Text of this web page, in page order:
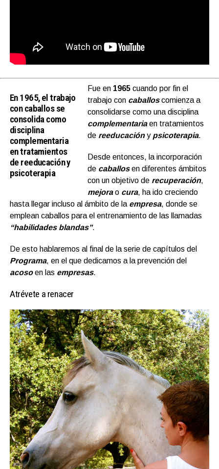
En 1965, el trabajo
con caballos se
consolida como
disciplina
complementaria
en tratamientos
de reeducación y
psicoterapia
Fue en 1965 cuando por fin el
trabajo con caballoscomienza a
consolidarse como una disciplina
complementariaen tratamientos
de reeducacióny psicoterapia.
Desde entonces, la incorporación
de caballosen diferentes ámbitos
con un objetivo de recuperación,
mejorao cura, ha ido creciendo
hasta llegar incluso al ámbito de la empresa, donde se
emplean caballos para el entrenamiento de las llamadas
“habilidades blandas”.
De esto hablaremos al final de la serie de capítulos del
Programa, en el que dedicamos a la prevención del
acoso en las empresas.
Atrévete a renacer